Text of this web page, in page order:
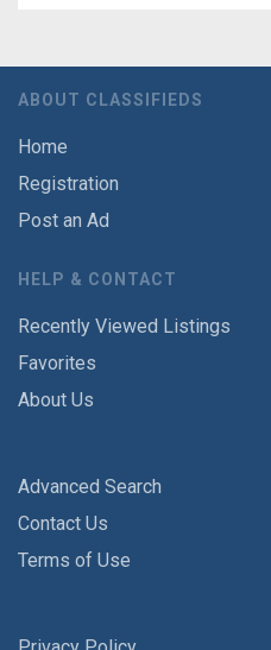
ABOUT CLASSIFIEDS
Home
Registration
Post an Ad
HELP & CONTACT
Recently Viewed Listings
Favorites
About Us
Advanced Search
Contact Us
Terms of Use